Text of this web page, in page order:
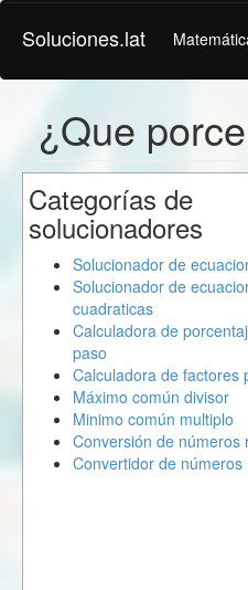
Soluciones.lat
¿Que
Categorías de
solucionadores
Solucionador de
Solucionador de
cuadraticas
Calculadora de
paso
Calculadora de factores
Máximo común divisor
Minimo común multiplo
Conversión de números
Convertidor de números